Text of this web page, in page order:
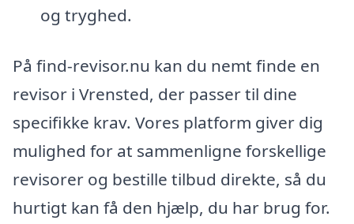
og tryghed.
På find-revisor.nu kan du nemt finde en
revisor i Vrensted, der passer til dine
specifikke krav. Vores platform giver dig
mulighed for at sammenligne forskellige
revisorer og bestille tilbud direkte, så du
hurtigt kan få den hjælp, du har brug for.